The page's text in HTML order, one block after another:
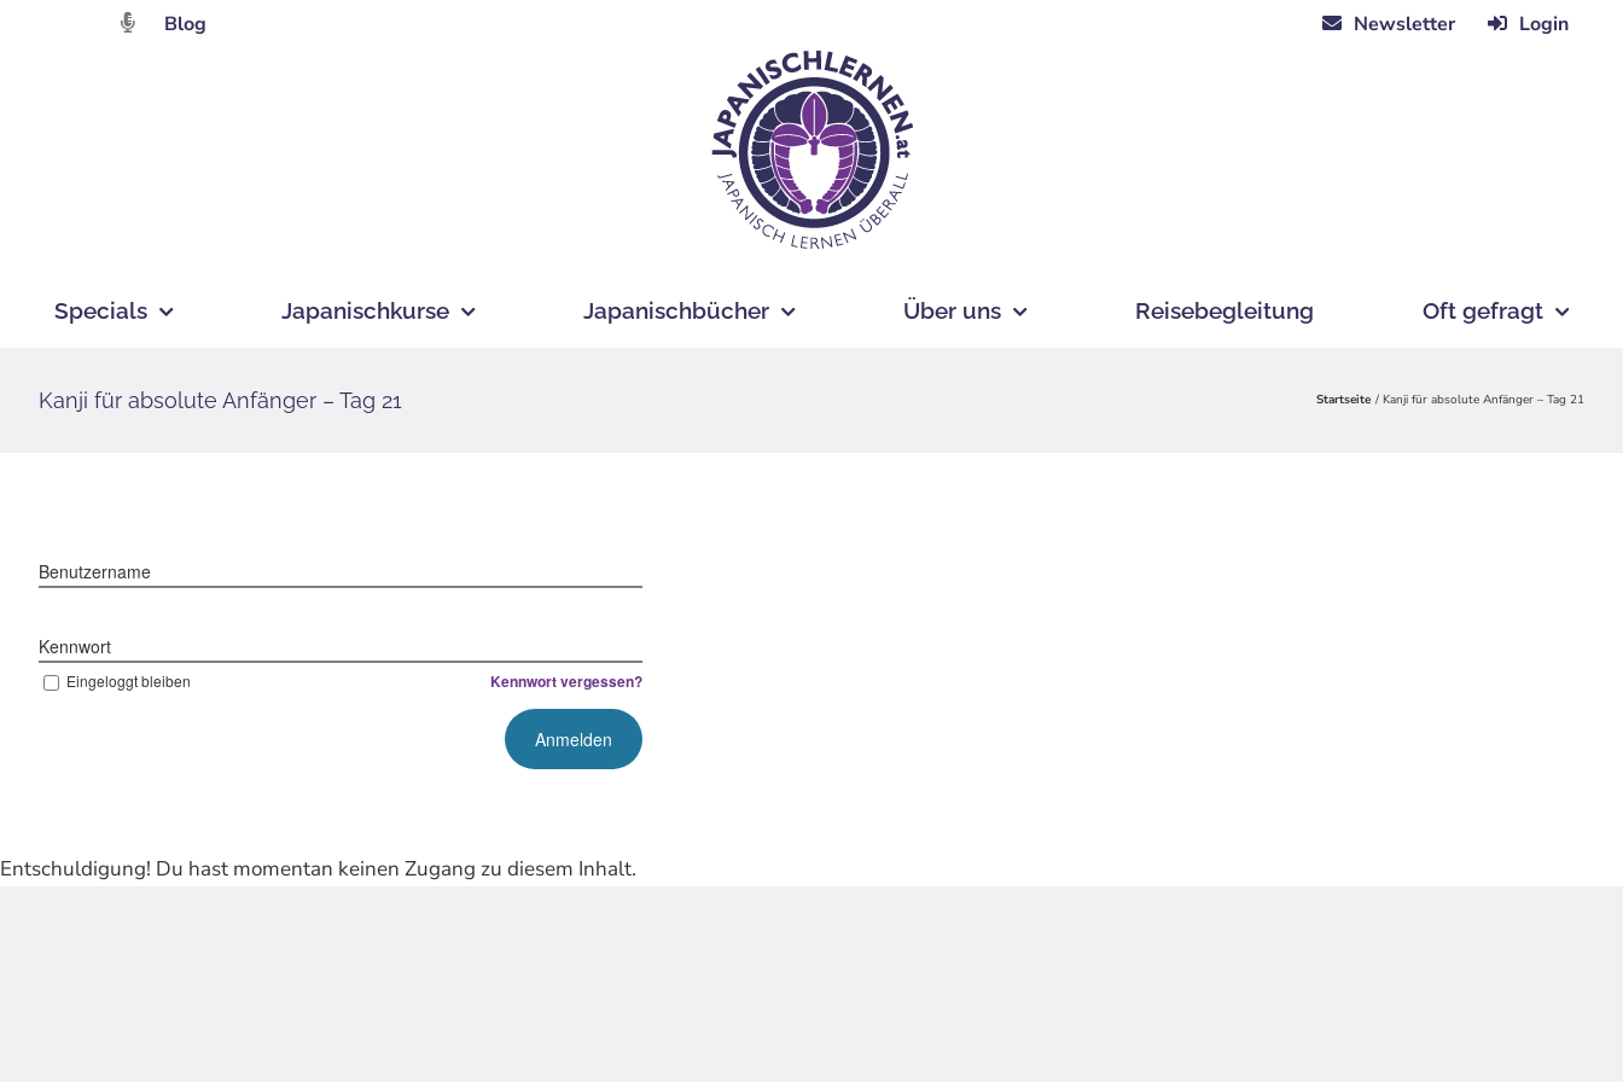
Blog Newsletter Login
Specials Japanischkurse Japanischbücher Über uns Reisebegleitung Oft gefragt
Kanji für absolute Anfänger – Tag 21 Startseite Kanji für absolute Anfänger – Tag 21
Benutzername
Kennwort
Eingeloggt bleiben Kennwort vergessen?
Entschuldigung! Du hast momentan keinen Zugang zu diesem Inhalt.